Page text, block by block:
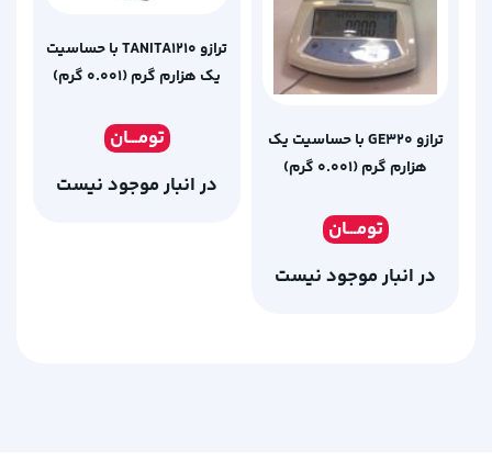
ترازو GE320 با حساسیت یک
هزارم گرم (0.001 گرم)
تومـــان
در انبار موجود نیست
ترازو TANITA1210 با حساسیت
یک هزارم گرم (0.001 گرم)
تومـــان
در انبار موجود نیست